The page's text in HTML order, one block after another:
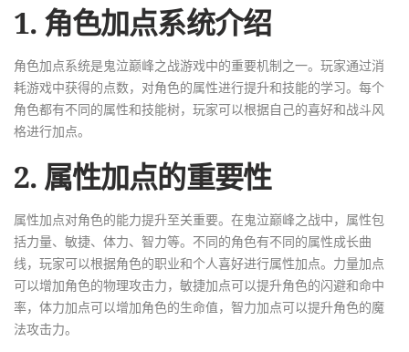
1. 角色加点系统介绍
角色加点系统是鬼泣巅峰之战游戏中的重要机制之一。玩家通过消
耗游戏中获得的点数，对角色的属性进行提升和技能的学习。每个
角色都有不同的属性和技能树，玩家可以根据自己的喜好和战斗风
格进行加点。
2. 属性加点的重要性
属性加点对角色的能力提升至关重要。在鬼泣巅峰之战中，属性包
括力量、敏捷、体力、智力等。不同的角色有不同的属性成长曲
线，玩家可以根据角色的职业和个人喜好进行属性加点。力量加点
可以增加角色的物理攻击力，敏捷加点可以提升角色的闪避和命中
率，体力加点可以增加角色的生命值，智力加点可以提升角色的魔
法攻击力。